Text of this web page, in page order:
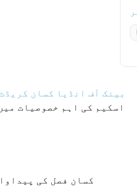
بینک آف انڈیا کسان
کسان فصل کی